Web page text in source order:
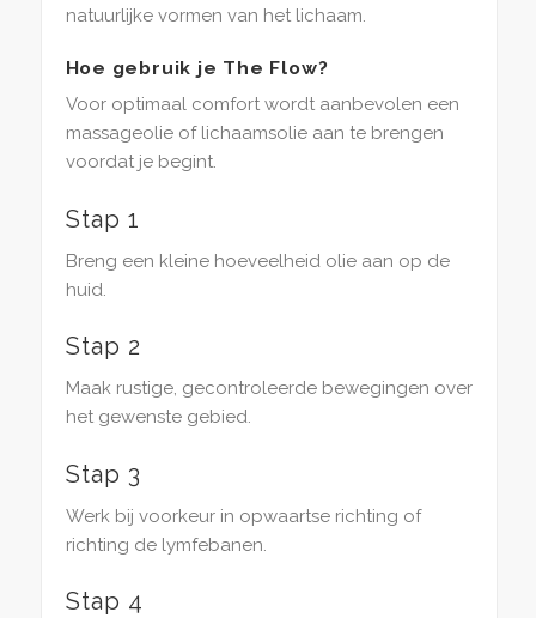
natuurlijke vormen van het lichaam.
Hoe gebruik je The Flow?
Voor optimaal comfort wordt aanbevolen een
massageolie of lichaamsolie aan te brengen
voordat je begint.
Stap 1
Breng een kleine hoeveelheid olie aan op de
huid.
Stap 2
Maak rustige, gecontroleerde bewegingen over
het gewenste gebied.
Stap 3
Werk bij voorkeur in opwaartse richting of
richting de lymfebanen.
Stap 4